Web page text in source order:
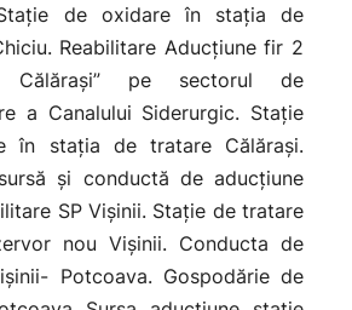
de oxidare în stația de
Reabilitare Aducțiune fir 2
Călărași” pe sectorul de
a Canalului Siderurgic. Stație
în stația de tratare Călărași.
și conductă de aducțiune
SP Vișinii. Stație de tratare
nou Vișinii. Conducta de
Potcoava. Gospodărie de